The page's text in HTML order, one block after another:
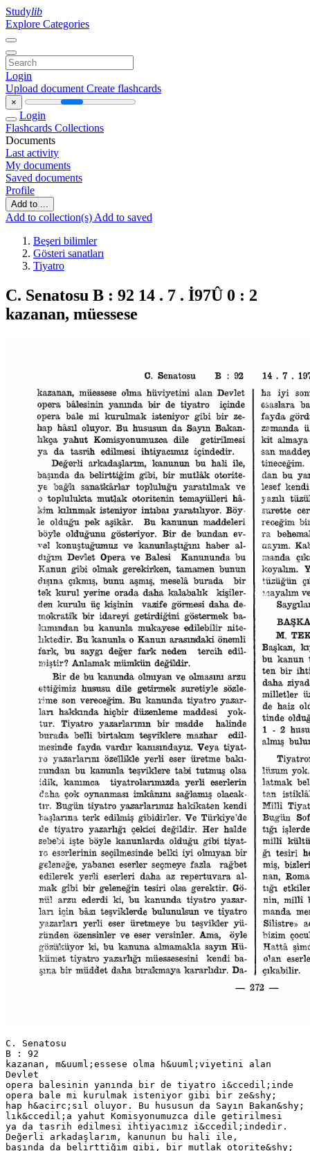
Studylib
Explore Categories
Login
Upload document Create flashcards
×
Login
Flashcards Collections
Documents
Last activity
My documents
Saved documents
Profile
Add to ...
Add to collection(s) Add to saved
Beşeri bilimler
Gösteri sanatları
Tiyatro
C. Senatosu B : 92 14 . 7 . İ97Û 0 : 2
kazanan, müessese
C. Senatosu
B : 92
kazanan, m&uuml;essese olma h&uuml;viyetini alan
Devlet
opera balesinin yanında bir de tiyatro i&ccedil;inde
opera bale mi kurulmak isteniyor gibi bir ze&shy;
hap h&acirc;sıl oluyor. Bu hususun da Sayın Bakan&shy;
lık&ccedil;a yahut Komisyonumuzca dile getirilmesi
ya da tasrih edilmesi ihtiyacımız i&ccedil;indedir.
Değerli arkadaşlarım, kanunun bu hali ile,
başında da belirttiğim gibi, bir mutlak otorite&shy;